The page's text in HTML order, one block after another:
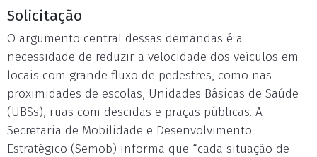
Solicitação
O argumento central dessas demandas é a
necessidade de reduzir a velocidade dos veículos em
locais com grande fluxo de pedestres, como nas
proximidades de escolas, Unidades Básicas de Saúde
(UBSs), ruas com descidas e praças públicas. A
Secretaria de Mobilidade e Desenvolvimento
Estratégico (Semob) informa que “cada situação de